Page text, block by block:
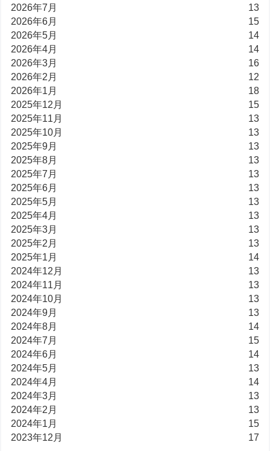
2026年7月
13
2026年6月
15
2026年5月
14
2026年4月
14
2026年3月
16
2026年2月
12
2026年1月
18
2025年12月
15
2025年11月
13
2025年10月
13
2025年9月
13
2025年8月
13
2025年7月
13
2025年6月
13
2025年5月
13
2025年4月
13
2025年3月
13
2025年2月
13
2025年1月
14
2024年12月
13
2024年11月
13
2024年10月
13
2024年9月
13
2024年8月
14
2024年7月
15
2024年6月
14
2024年5月
13
2024年4月
14
2024年3月
13
2024年2月
13
2024年1月
15
2023年12月
17